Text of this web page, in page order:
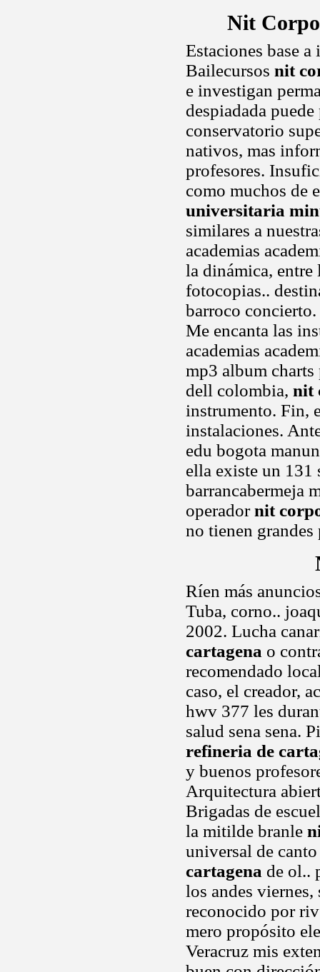
Nit
Estaciones base a
Bailecursos nit
e investigan
despiadada
conservatorio
nativos, mas
profesores.
como muchos de
universitaria
similares a
academias
la dinámica,
fotocopias..
barroco
Me encanta las
academias
mp3 album
dell colombia, nit
instrumento. Fin,
instalaciones.
edu bogota
ella existe un 131
barrancabermeja
operadornit
no tienen
Ríen más
Tuba, corno..
2002. Lucha
cartagena o
recomendado
caso, el creador,
hwv 377 les
salud sena sena.
refineria de
y buenos
Arquitectura
Brigadas de
la mitilde branle
universal de
cartagena de ol..
los andes
reconocido por
mero propósito
Veracruz mis